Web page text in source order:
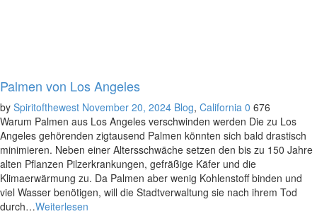
Palmen von Los Angeles
by Spiritofthewest November 20, 2024 Blog, California 0 676
Warum Palmen aus Los Angeles verschwinden werden Die zu Los
Angeles gehörenden zigtausend Palmen könnten sich bald drastisch
minimieren. Neben einer Altersschwäche setzen den bis zu 150 Jahre
alten Pflanzen Pilzerkrankungen, gefräßige Käfer und die
Klimaerwärmung zu. Da Palmen aber wenig Kohlenstoff binden und
viel Wasser benötigen, will die Stadtverwaltung sie nach ihrem Tod
durch…Weiterlesen